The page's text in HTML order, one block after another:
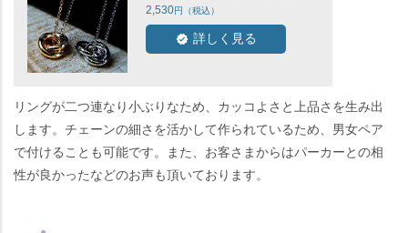
2,530
詳しく見る
リングが二つ連なり小ぶりなため、カッコよさと上品さを生み出
します。チェーンの細さを活かして作られているため、男女ペア
で付けることも可能です。また、お客さまからはパーカーとの相
性が良かったなどのお声も頂いております。